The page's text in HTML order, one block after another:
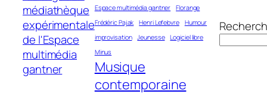
médiathèque
expérimentale
de l'Espace
multimédia
gantner
Espace multimédia gantner
Florange
Frédéric Pajak
Henri Lefebvre
Humour
improvisation
Jeunesse
Logiciel libre
Minus
Musique
contemporaine